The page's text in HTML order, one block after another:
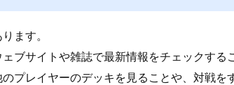
ます。
ブサイトや雑誌で最新情報をチェックする
プレイヤーのデッキを見ることや、対戦を